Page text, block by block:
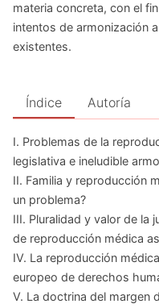
materia concreta, con el
intentos de armonización
existentes.
Índice Autoría
I. Problemas de la
legislativa e ineludible
II. Familia y reproducción
un problema?
III. Pluralidad y valor de la
de reproducción médica
IV. La reproducción
europeo de derechos
V. La doctrina del margen